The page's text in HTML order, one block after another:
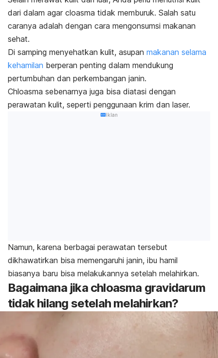
dari dalam agar cloasma tidak memburuk. Salah satu
caranya adalah dengan cara mengonsumsi makanan
sehat.
Di samping menyehatkan kulit, asupan makanan selama
kehamilan berperan penting dalam mendukung
pertumbuhan dan perkembangan janin.
Chloasma sebenarnya juga bisa diatasi dengan
perawatan kulit, seperti penggunaan krim dan laser.
Iklan
Namun, karena berbagai perawatan tersebut
dikhawatirkan bisa memengaruhi janin, ibu hamil
biasanya baru bisa melakukannya setelah melahirkan.
Bagaimana jika chloasma gravidarum
tidak hilang setelah melahirkan?